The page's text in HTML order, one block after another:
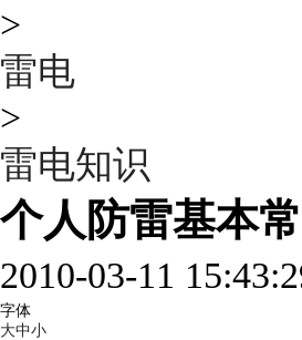
>
雷电
>
雷电知识
个人防雷基本
2010-03-11
字体
大中小